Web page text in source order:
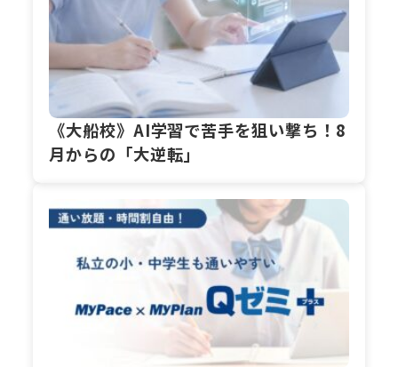
《大船校》AI学習で苦手を狙い撃ち！8
月からの「大逆転」